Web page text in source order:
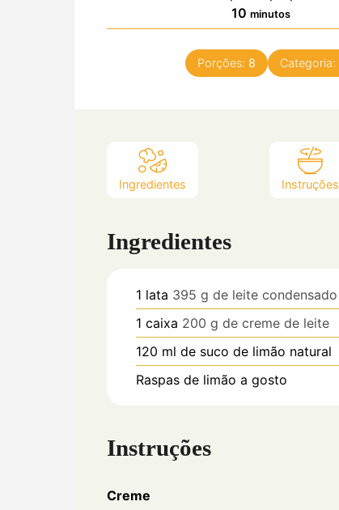
10 minutos
minutos
Porções: 8 Categoria:
Ingredientes Instruções
Ingredientes
1 lata 395 g de leite condensado
1 caixa 200 g de creme de leite
120 ml de suco de limão natural
Raspas de limão a gosto
Instruções
Creme